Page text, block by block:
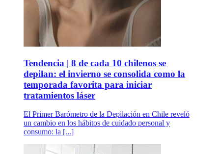
Tendencia | 8 de cada 10 chilenos se
depilan: el invierno se consolida como la
temporada favorita para iniciar
tratamientos láser
El Primer Barómetro de la Depilación en Chile reveló
un cambio en los hábitos de cuidado personal y
consumo: la [...]